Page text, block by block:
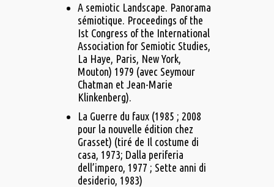
A semiotic Landscape. Panorama
sémiotique. Proceedings of the
Ist Congress of the International
Association for Semiotic Studies,
La Haye, Paris, New York,
Mouton) 1979 (avec Seymour
Chatman et Jean-Marie
Klinkenberg).
La Guerre du faux (1985 ; 2008
pour la nouvelle édition chez
Grasset) (tiré de Il costume di
casa, 1973; Dalla periferia
dell’impero, 1977 ; Sette anni di
desiderio, 1983)